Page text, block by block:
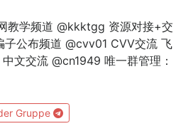
教学频道 @kkktgg 资源对接+交
公布频道 @cvv01 CVV交流 飞
文交流 @cn1949 唯一群管理：
Gruppe